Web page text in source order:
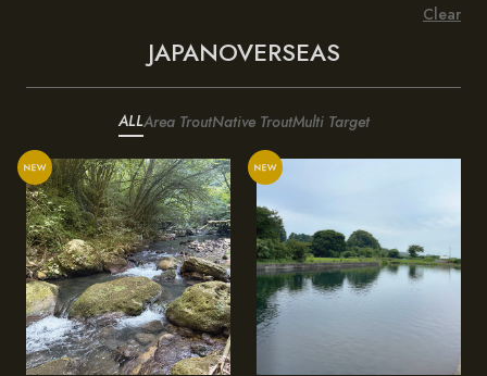
JAPANOVERSEAS
ALLArea TroutNative TroutMulti Target
Clear